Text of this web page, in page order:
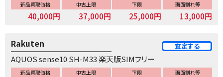
新品買取価格
40,000円
中古上限
37,000円
下限
25,000円
画面割れ等
13,000円
AQUOS sense10 SH-M33 楽天版SIMフリー
Rakuten 査定する
新品買取価格 中古上限 下限 画面割れ等